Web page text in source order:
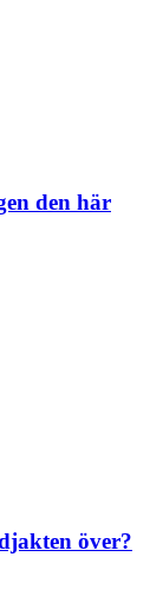
den här
över?